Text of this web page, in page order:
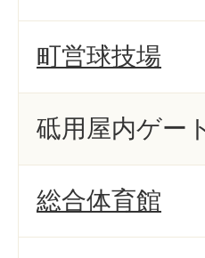
町営球技場
砥用屋内ゲー
総合体育館